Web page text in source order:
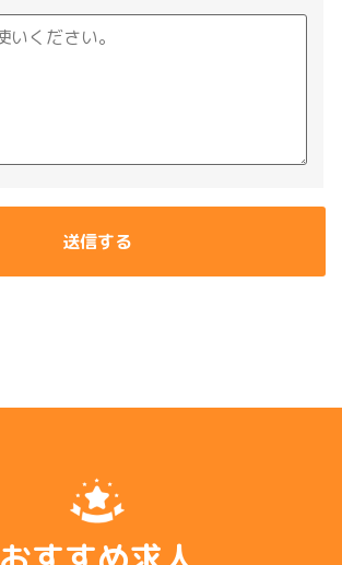
送信する